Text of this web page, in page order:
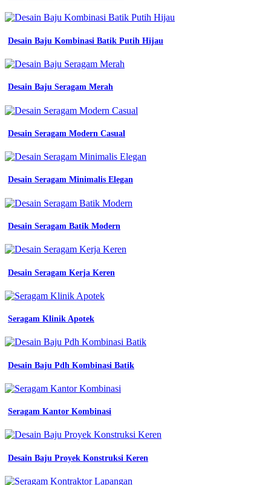
Desain Baju Kombinasi Batik Putih Hijau
Desain Baju Seragam Merah
Desain Seragam Modern Casual
Desain Seragam Minimalis Elegan
Desain Seragam Batik Modern
Desain Seragam Kerja Keren
Seragam Klinik Apotek
Desain Baju Pdh Kombinasi Batik
Seragam Kantor Kombinasi
Desain Baju Proyek Konstruksi Keren